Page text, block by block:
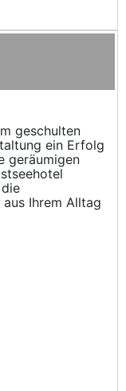
geschulten
ein Erfolg
geräumigen
Ihrem Alltag